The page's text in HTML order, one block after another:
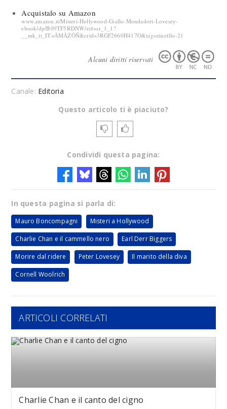
Acquistalo su Amazon
www.amazon.it/Misteri-Hollywood-Giallo-Mondadori-Lovesey-
ebook/dp/B09TF5RDNW/ref=sr_1_1?
__mk_it_IT=ÅMÅŽÕÑ&crid=3RGF2660H417O&tag=zinefilo-21
Alcuni diritti riservati
Canale: Editoria
Questo articolo ti è piaciuto?
Condividi questa pagina:
In questa pagina si parla di:
Mauro Boncompagni Misteri a Hollywood
Charlie Chan e il cammello nero Earl Derr Biggers
Morire dal ridere Peter Lovesey Il marito della diva
Cornell Woolrich
ARTICOLI CORRELATI
Charlie Chan e il canto del cigno